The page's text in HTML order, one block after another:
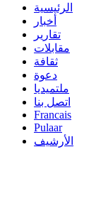
الرئيسية
أخبار
تقارير
مقابلات
ثقافة
دعوة
ملتميديا
اتصل بنا
Francais
Pulaar
الأرشيف